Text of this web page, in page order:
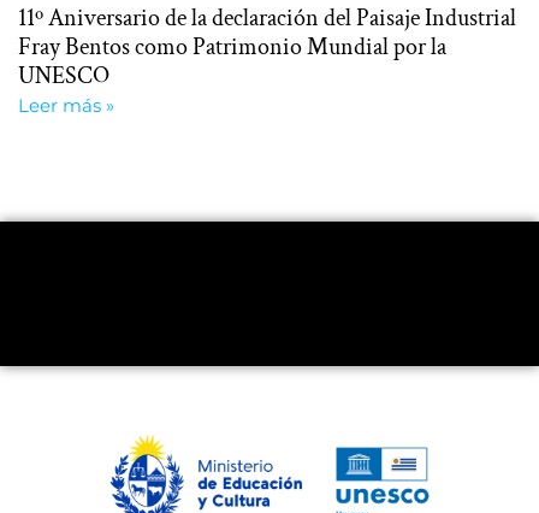
11º Aniversario de la declaración del Paisaje Industrial
Fray Bentos como Patrimonio Mundial por la
UNESCO
Leer más »